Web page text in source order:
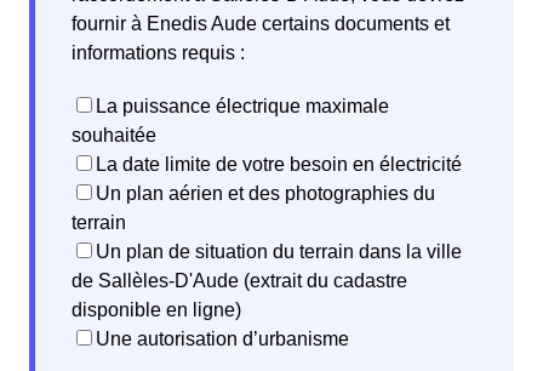
fournir à Enedis Aude certains documents et
informations requis :
La puissance électrique maximale
souhaitée
La date limite de votre besoin en électricité
Un plan aérien et des photographies du
terrain
Un plan de situation du terrain dans la ville
de Sallèles-D'Aude (extrait du cadastre
disponible en ligne)
Une autorisation d’urbanisme